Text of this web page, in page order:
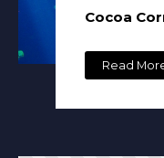
Cocoa
Read